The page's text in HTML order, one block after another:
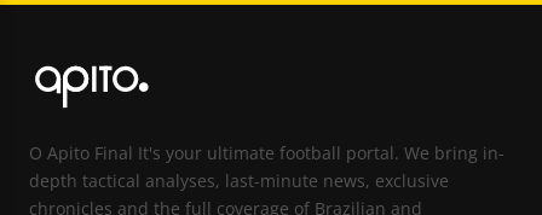
O Apito Final It's your ultimate football portal. We bring in-
depth tactical analyses, last-minute news, exclusive
chronicles and the full coverage of Brazilian and